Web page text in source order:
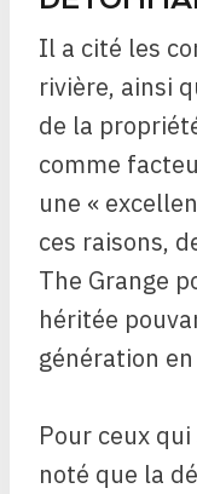
Il a cité les
rivière, ainsi
de la
comme
une «
ces raisons,
The Grange
héritée
génération
Pour ceux
noté que la